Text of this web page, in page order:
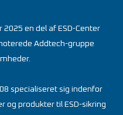
2025 en del af ESD-Center
Addtech-gruppe
specialiseret sig indenfor
og produkter til ESD-sikring